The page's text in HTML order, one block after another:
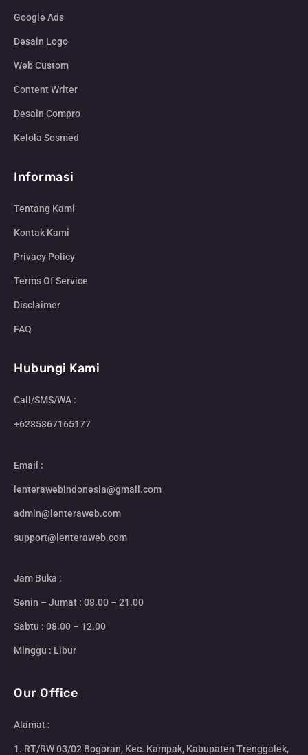
Google Ads
Desain Logo
Web Custom
Content Writer
Desain Compro
Kelola Sosmed
Informasi
Tentang Kami
Kontak Kami
Privacy Policy
Terms Of Service
Disclaimer
FAQ
Hubungi Kami
Call/SMS/WA :
+6285867165177
Email :
lenterawebindonesia@gmail.com
admin@lenteraweb.com
support@lenteraweb.com
Jam Buka :
Senin – Jumat : 08.00 – 21.00
Sabtu : 08.00 – 12.00
Minggu : Libur
Our Office
Alamat :
1. RT/RW 03/02 Bogoran, Kec. Kampak, Kabupaten Trenggalek,